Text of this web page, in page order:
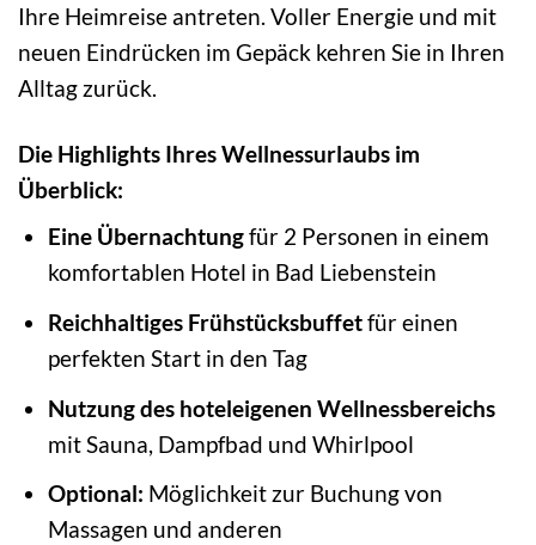
Ihre Heimreise antreten. Voller Energie und mit
neuen Eindrücken im Gepäck kehren Sie in Ihren
Alltag zurück.
Die Highlights Ihres Wellnessurlaubs im
Überblick:
Eine Übernachtungfür 2 Personen in einem
komfortablen Hotel in Bad Liebenstein
Reichhaltiges Frühstücksbuffetfür einen
perfekten Start in den Tag
Nutzung des hoteleigenen Wellnessbereichs
mit Sauna, Dampfbad und Whirlpool
Optional: Möglichkeit zur Buchung von
Massagen und anderen